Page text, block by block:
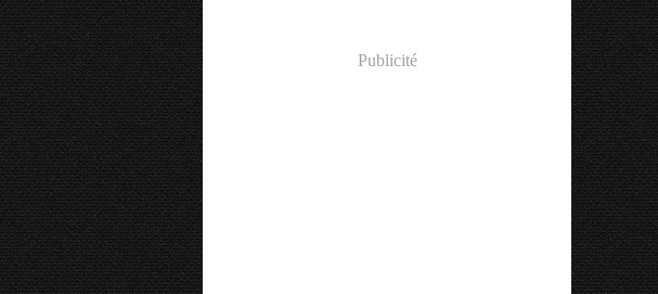
Publicité